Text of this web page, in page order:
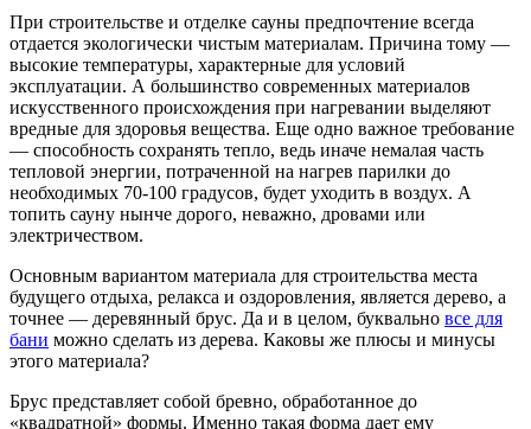
При строительстве и отделке сауны предпочтение всегда
отдается экологически чистым материалам. Причина тому —
высокие температуры, характерные для условий
эксплуатации. А большинство современных материалов
искусственного происхождения при нагревании выделяют
вредные для здоровья вещества. Еще одно важное требование
— способность сохранять тепло, ведь иначе немалая часть
тепловой энергии, потраченной на нагрев парилки до
необходимых 70-100 градусов, будет уходить в воздух. А
топить сауну нынче дорого, неважно, дровами или
электричеством.
Основным вариантом материала для строительства места
будущего отдыха, релакса и оздоровления, является дерево, а
точнее — деревянный брус. Да и в целом, буквально все для
бани можно сделать из дерева. Каковы же плюсы и минусы
этого материала?
Брус представляет собой бревно, обработанное до
«квадратной» формы. Именно такая форма дает ему